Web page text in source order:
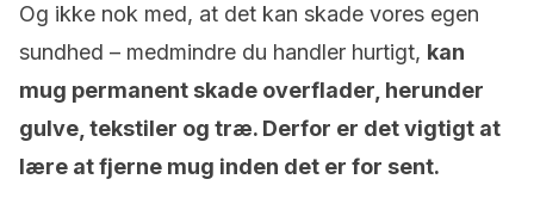
Og ikke nok med, at det kan skade vores egen
sundhed – medmindre du handler hurtigt, kan
mug permanent skade overflader, herunder
gulve, tekstiler og træ. Derfor er det vigtigt at
lære at fjerne mug inden det er for sent.